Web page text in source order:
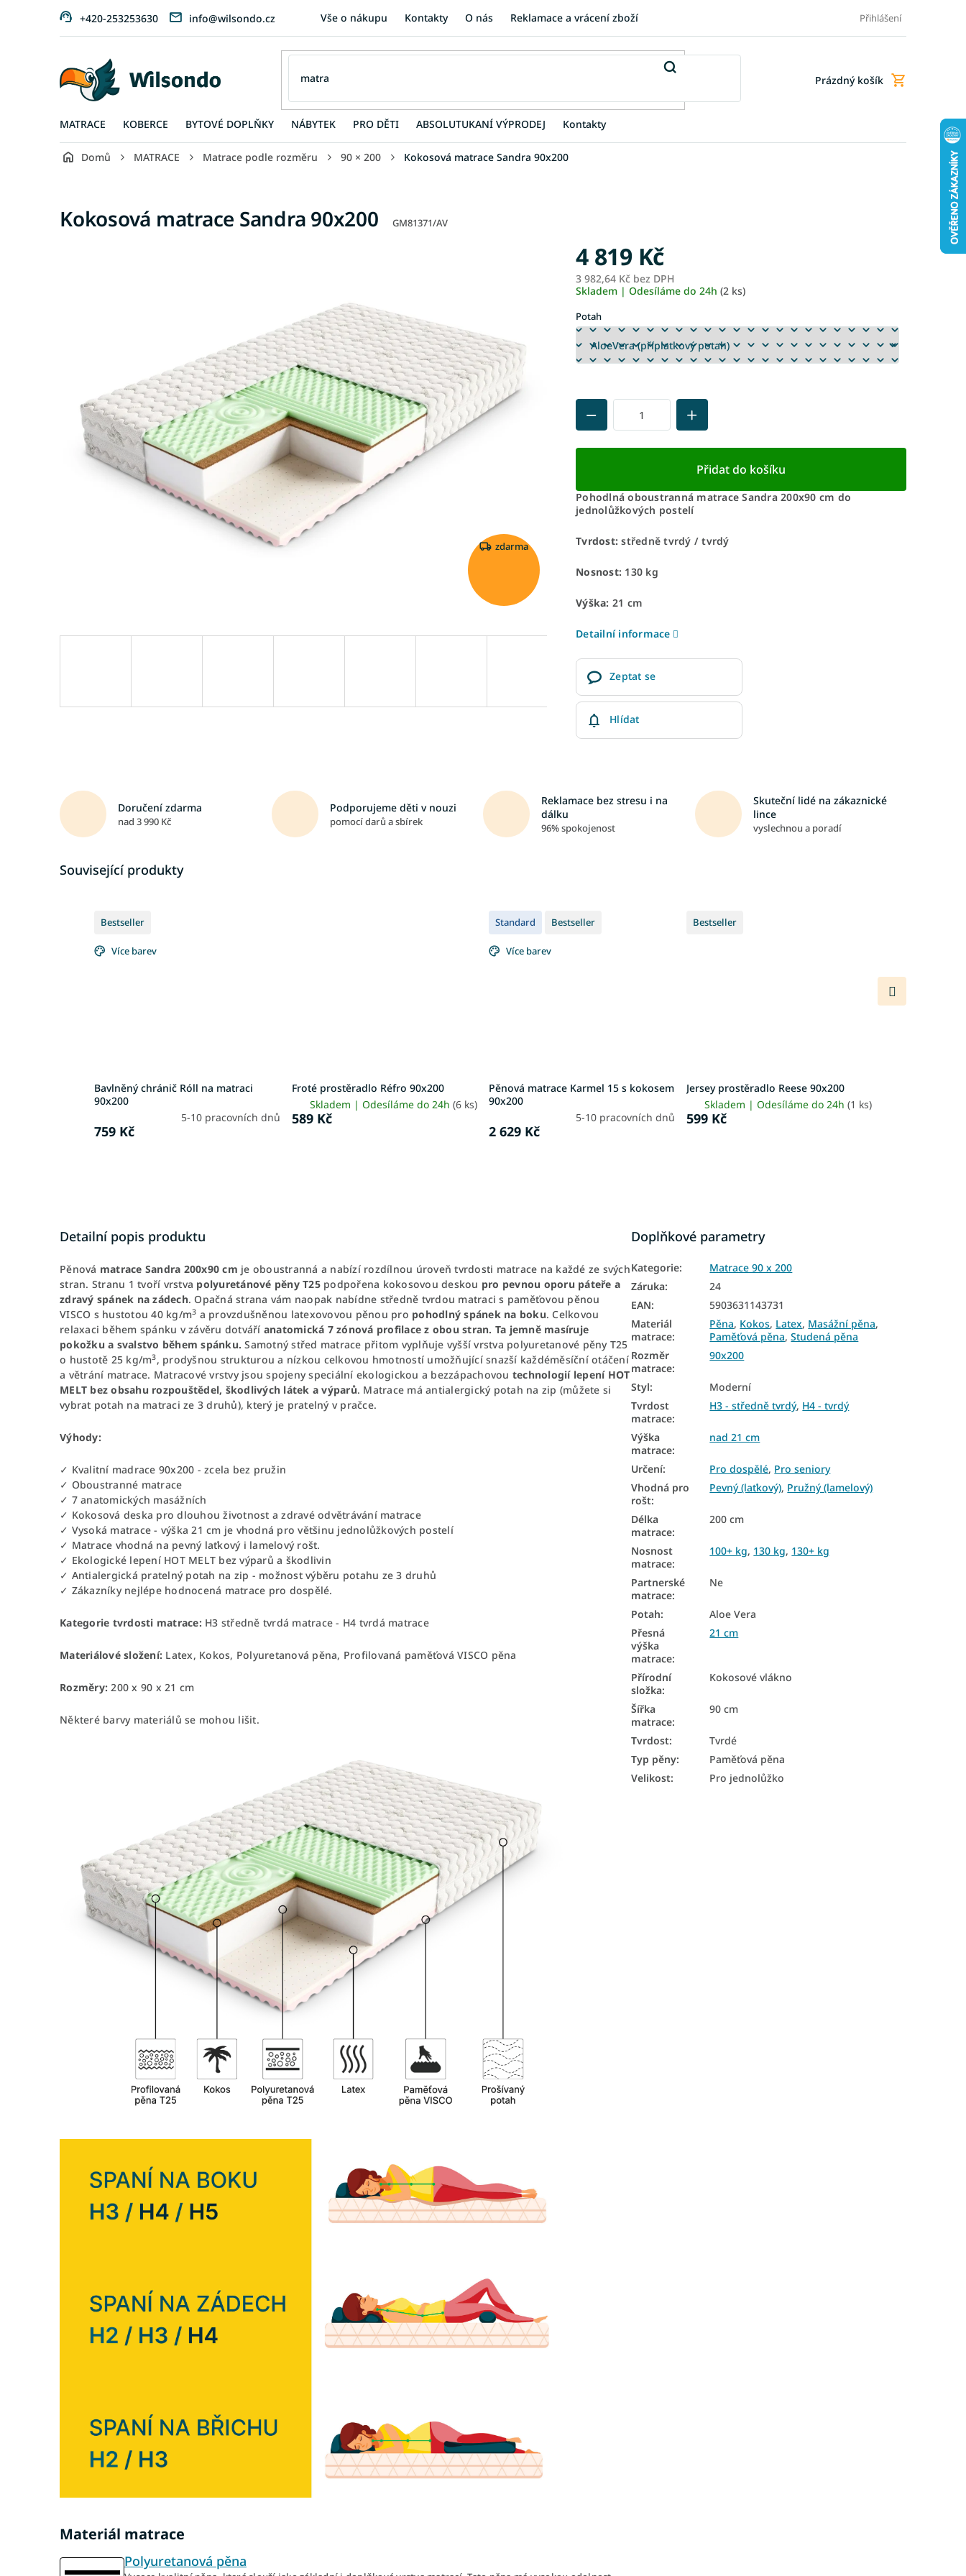
+420-253253630 info@wilsondo.cz Vše o nákupu Kontakty O nás Reklamace a vrácení zboží Obchodní podmínky
Přihlášení
Nákupní
Prázdný košík
MATRACE KOBERCE BYTOVÉ DOPLŇKY NÁBYTEK PRO DĚTI ABSOLUTUKANÍ VÝPRODEJ Kontakty
Domů MATRACE Matrace podle rozměru 90 × 200 Kokosová matrace Sandra 90x200
Kokosová matrace Sandra 90x200 GM81371/AV
zdarma
4 819 Kč
3 982,64 Kč bez DPH
Skladem | Odesíláme do 24h (2 ks)
Potah
Přidat do košíku
Pohodlná oboustranná matrace Sandra 200x90 cm do
jednolůžkových postelí
Tvrdost: středně tvrdý / tvrdý
Nosnost: 130 kg
Výška: 21 cm
Detailní informace
Zeptat se
Hlídat
Doručení zdarma
nad 3 990 Kč
Podporujeme děti v nouzi
pomocí darů a sbírek
Reklamace bez stresu i na
dálku
96% spokojenost
Skuteční lidé na zákaznické
lince
vyslechnou a poradí
Související produkty
Bestseller
Více barev
Bavlněný chránič Róll na matraci
90x200
5-10 pracovních dnů
759 Kč
Froté prostěradlo Réfro 90x200
Skladem | Odesíláme do 24h (6 ks)
589 Kč
Standard Bestseller
Více barev
Pěnová matrace Karmel 15 s kokosem
90x200
5-10 pracovních dnů
2 629 Kč
Bestseller
Jersey prostěradlo Reese 90x200
Skladem | Odesíláme do 24h (1 ks)
599 Kč
produkt
Detailní popis produktu
Pěnová matrace Sandra 200x90 cm je oboustranná a nabízí rozdílnou úroveň tvrdosti matrace na každé ze svých
stran. Stranu 1 tvoří vrstva polyuretánové pěny T25podpořena kokosovou deskou pro pevnou oporu páteře a
zdravý spánek na zádech. Opačná strana vám naopak nabídne středně tvrdou matraci s paměťovou pěnou
VISCO s hustotou 40 kg/m3 a provzdušněnou latexovovou pěnou pro pohodlný spánek na boku. Celkovou
relaxaci během spánku v závěru dotváří anatomická 7 zónová profilace z obou stran. Ta jemně masíruje
pokožku a svalstvo během spánku. Samotný střed matrace přitom vyplňuje vyšší vrstva polyuretanové pěny T25
o hustotě 25 kg/m3, prodyšnou strukturou a nízkou celkovou hmotností umožňující snazší každéměsíční otáčení
a větrání matrace. Matracové vrstvy jsou spojeny speciální ekologickou a bezzápachovou technologií lepení HOT
MELT bez obsahu rozpouštědel, škodlivých látek a výparů. Matrace má antialergický potah na zip (můžete si
vybrat potah na matraci ze 3 druhů), který je pratelný v pračce.
Výhody:
✓ Kvalitní madrace 90x200 - zcela bez pružin
✓ Oboustranné matrace
✓ 7 anatomických masážních
✓ Kokosová deska pro dlouhou životnost a zdravé odvětrávání matrace
✓ Vysoká matrace - výška 21 cm je vhodná pro většinu jednolůžkových postelí
✓ Matrace vhodná na pevný laťkový i lamelový rošt.
✓ Ekologické lepení HOT MELT bez výparů a škodlivin
✓ Antialergická pratelný potah na zip - možnost výběru potahu ze 3 druhů
✓ Zákazníky nejlépe hodnocená matrace pro dospělé.
Kategorie tvrdosti matrace: H3 středně tvrdá matrace - H4 tvrdá matrace
Materiálové složení: Latex, Kokos, Polyuretanová pěna, Profilovaná paměťová VISCO pěna
Rozměry:200 x 90 x 21 cm
Některé barvy materiálů se mohou lišit.
Materiál matrace
Polyuretanová pěna
Doplňkové parametry
Kategorie:
Matrace 90 x 200
Záruka:
24
EAN:
5903631143731
Materiál
matrace:
Pěna, Kokos, Latex, Masážní pěna,
Paměťová pěna,Studená pěna
Rozměr
matrace:
90x200
Styl:
Moderní
Tvrdost
matrace:
H3 - středně tvrdý, H4 - tvrdý
Výška
matrace:
nad 21 cm
Určení: Pro dospělé, Pro seniory
Vhodná pro
rošt:
Pevný (laťkový), Pružný (lamelový)
Délka
matrace:
200 cm
Nosnost
matrace:
100+ kg, 130 kg, 130+ kg
Partnerské
matrace:
Ne
Potah:
Aloe Vera
Přesná
výška
matrace:
21 cm
Přírodní
složka:
Kokosové vlákno
Šířka
matrace:
90 cm
Tvrdost:
Tvrdé
Typ pěny:
Paměťová pěna
Velikost: Pro jednolůžko